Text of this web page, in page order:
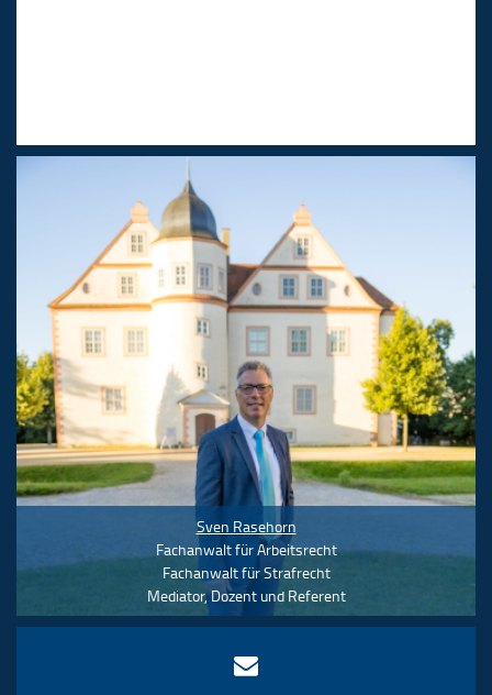
Sven Rasehorn
Fachanwalt für Arbeitsrecht
Fachanwalt für Strafrecht
Mediator, Dozent und Referent